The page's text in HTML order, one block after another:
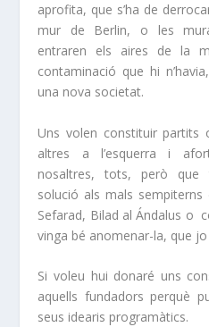
aprofita, que s’ha de
mur de Berlin, o les
entraren els aires de la
contaminació que hi
una nova societat.
Uns volen constituir partits
altres a l’esquerra i
nosaltres, tots, però que
solució als mals sempiterns
Sefarad, Bilad al Ándalus o
vinga bé anomenar-la, que
Si voleu hui donaré uns
aquells fundadors perquè
seus idearis programàtics.